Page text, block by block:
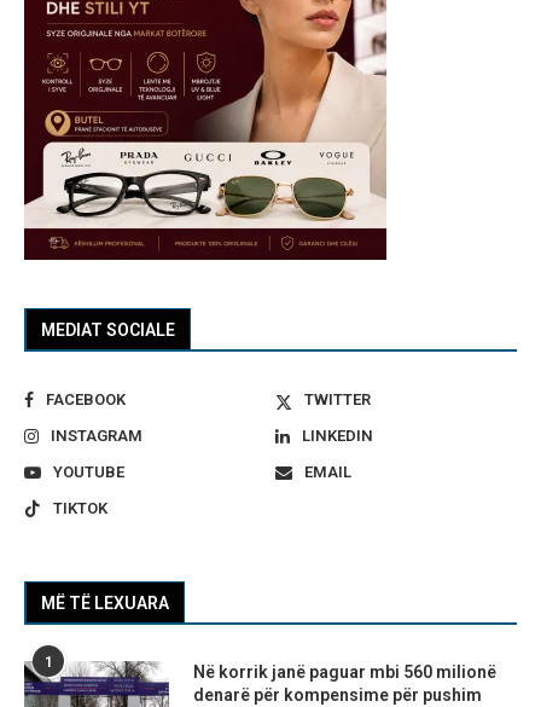
MEDIAT SOCIALE
FACEBOOK
TWITTER
INSTAGRAM
LINKEDIN
YOUTUBE
EMAIL
TIKTOK
MË TË LEXUARA
1
Në korrik janë paguar mbi 560 milionë
denarë për kompensime për pushim